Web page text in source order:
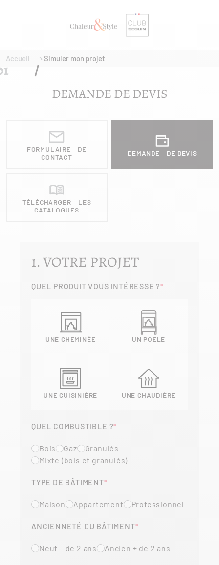
Accueil Simuler mon projet
DEMANDE DE DEVIS
FORMULAIRE DE
CONTACT
DEMANDE DE DEVIS
TÉLÉCHARGER LES
CATALOGUES
1. VOTRE PROJET
QUEL PRODUIT VOUS INTÉRESSE ?
UNE CHEMINÉE UN POELE
UNE CUISINIÈRE UNE CHAUDIÈRE
QUEL COMBUSTIBLE ?
Bois Gaz
Granulés
Mixte (bois et granulés)
TYPE DE BÂTIMENT
Maison Appartement Professionnel
ANCIENNETÉ DU BÂTIMENT
Neuf – de 2 ans Ancien + de 2 ans